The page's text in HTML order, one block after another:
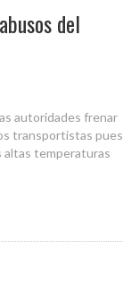
del
autoridades frenar
transportistas pues
altas temperaturas